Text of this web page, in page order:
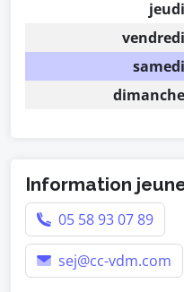
jeudi
vendredi
samedi
dimanche
Information
05 58 93 07 89
sej@cc-vdm.com